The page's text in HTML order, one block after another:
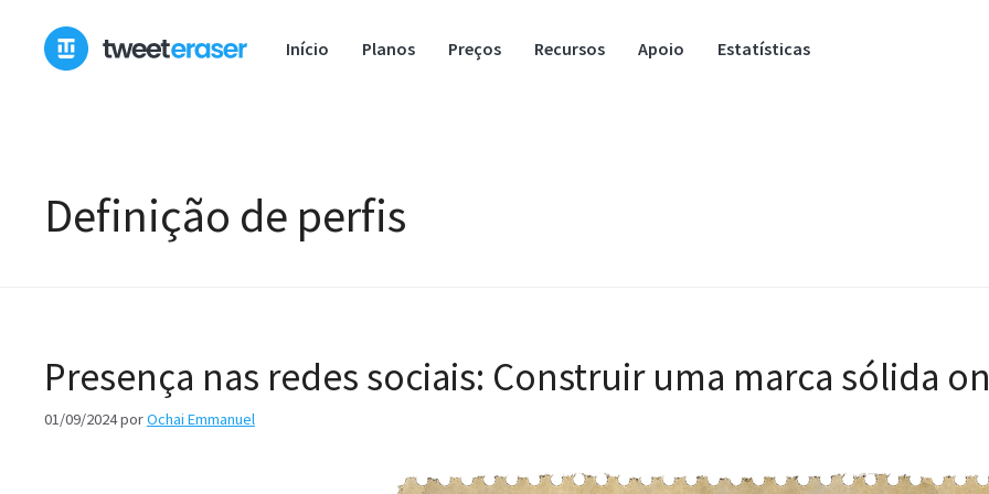
Início Planos Preços Recursos Apoio Estatísticas
Definição de perfis
Presença nas redes sociais: Construir uma marca sólida
01/09/2024porOchai Emmanuel